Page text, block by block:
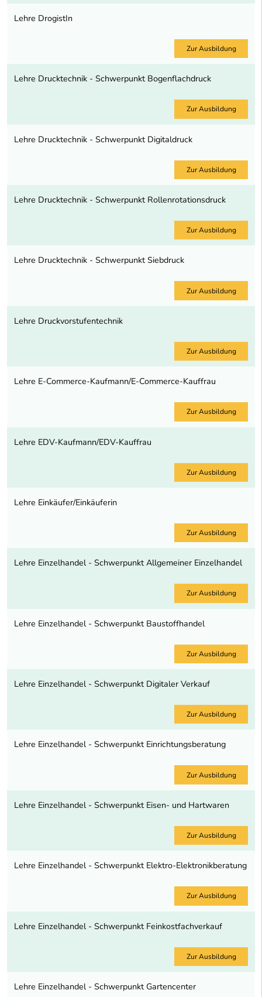
Lehre DrogistIn
Zur Ausbildung
Lehre Drucktechnik - Schwerpunkt Bogenflachdruck
Zur Ausbildung
Lehre Drucktechnik - Schwerpunkt Digitaldruck
Zur Ausbildung
Lehre Drucktechnik - Schwerpunkt Rollenrotationsdruck
Zur Ausbildung
Lehre Drucktechnik - Schwerpunkt Siebdruck
Zur Ausbildung
Lehre Druckvorstufentechnik
Zur Ausbildung
Lehre E-Commerce-Kaufmann/E-Commerce-Kauffrau
Zur Ausbildung
Lehre EDV-Kaufmann/EDV-Kauffrau
Zur Ausbildung
Lehre Einkäufer/Einkäuferin
Zur Ausbildung
Lehre Einzelhandel - Schwerpunkt Allgemeiner Einzelhandel
Zur Ausbildung
Lehre Einzelhandel - Schwerpunkt Baustoffhandel
Zur Ausbildung
Lehre Einzelhandel - Schwerpunkt Digitaler Verkauf
Zur Ausbildung
Lehre Einzelhandel - Schwerpunkt Einrichtungsberatung
Zur Ausbildung
Lehre Einzelhandel - Schwerpunkt Eisen- und Hartwaren
Zur Ausbildung
Lehre Einzelhandel - Schwerpunkt Elektro-Elektronikberatung
Zur Ausbildung
Lehre Einzelhandel - Schwerpunkt Feinkostfachverkauf
Zur Ausbildung
Lehre Einzelhandel - Schwerpunkt Gartencenter